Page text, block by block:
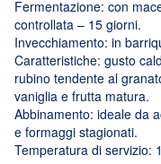
Fermentazione: con
controllata – 15 giorni.
Invecchiamento: in
Caratteristiche: gusto
rubino tendente al
vaniglia e frutta matura.
Abbinamento: ideale da
e formaggi stagionati.
Temperatura di servizio: